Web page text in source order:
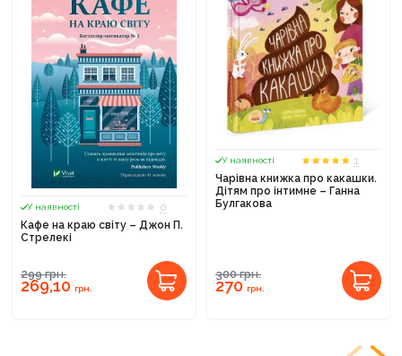
У наявності
0
Кафе на краю світу – Джон П.
Стрелекі
299грн.
269,10 грн.
У наявності
1
Чарівна книжка про какашки.
Дітям про інтимне – Ганна
Булгакова
300грн.
270грн.